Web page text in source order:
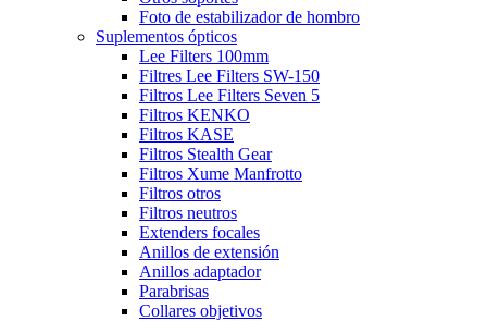
Foto de estabilizador de hombro
Suplementos ópticos
Lee Filters 100mm
Filtres Lee Filters SW-150
Filtros Lee Filters Seven 5
Filtros KENKO
Filtros KASE
Filtros Stealth Gear
Filtros Xume Manfrotto
Filtros otros
Filtros neutros
Extenders focales
Anillos de extensión
Anillos adaptador
Parabrisas
Collares objetivos